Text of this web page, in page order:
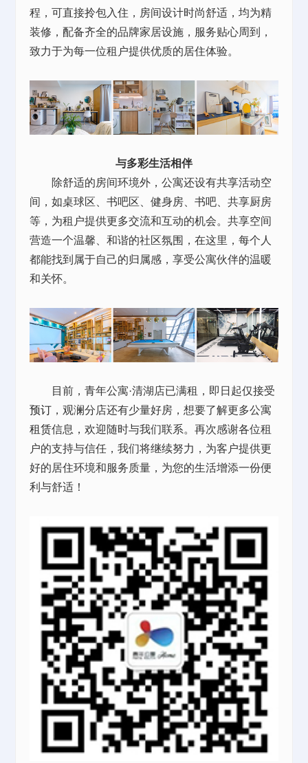
程，可直接拎包入住，房间设计时尚舒适，均为精
装修，配备齐全的品牌家居设施，服务贴心周到，
致力于为每一位租户提供优质的居住体验。
与多彩生活相伴
除舒适的房间环境外，公寓还设有共享活动空
间，如桌球区、书吧区、健身房、书吧、共享厨房
等，为租户提供更多交流和互动的机会。共享空间
营造一个温馨、和谐的社区氛围，在这里，每个人
都能找到属于自己的归属感，享受公寓伙伴的温暖
和关怀。
目前，青年公寓·清湖店已满租，即日起仅接受
预订 ，观澜分店还有少量好房，想要了解更多公寓
租赁信息，欢迎随时与我们联系。再次感谢各位租
户的支持与信任，我们将继续努力，为客户提供更
好的居住环境和服务质量，为您的生活增添一份便
利与舒适！